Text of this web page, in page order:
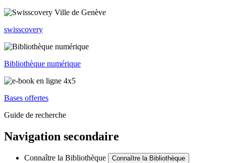
swisscovery
Bibliothèque numérique
Bases offertes
Guide de recherche
Navigation secondaire
Connaître la Bibliothèque Connaître la Bibliothèque